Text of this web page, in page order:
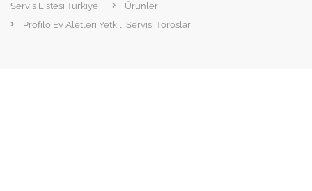
Servis Listesi Türkiye
Ürünler
Profilo Ev Aletleri Yetkili Servisi Toroslar